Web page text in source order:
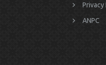
Privacy
ANPC